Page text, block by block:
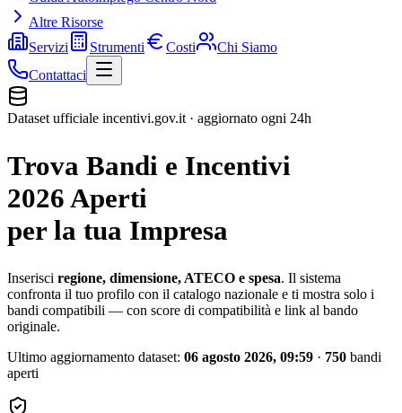
Altre Risorse
Servizi
Strumenti Costi
Chi Siamo
Contattaci
Dataset ufficiale incentivi.gov.it · aggiornato ogni 24h
Trova Bandi e Incentivi
2026 Aperti
per la tua Impresa
Inserisci regione, dimensione, ATECO e spesa. Il sistema
confronta il tuo profilo con il catalogo nazionale e ti mostra solo i
bandi compatibili — con score di compatibilità e link al bando
originale.
Ultimo aggiornamento dataset: 06 agosto 2026, 09:59 · 750 bandi
aperti